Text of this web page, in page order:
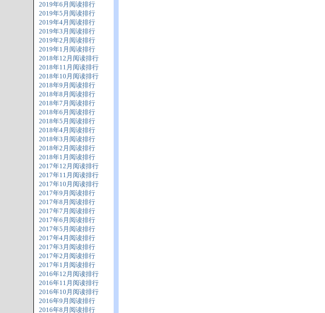
2019年6月阅读排行
2019年5月阅读排行
2019年4月阅读排行
2019年3月阅读排行
2019年2月阅读排行
2019年1月阅读排行
2018年12月阅读排行
2018年11月阅读排行
2018年10月阅读排行
2018年9月阅读排行
2018年8月阅读排行
2018年7月阅读排行
2018年6月阅读排行
2018年5月阅读排行
2018年4月阅读排行
2018年3月阅读排行
2018年2月阅读排行
2018年1月阅读排行
2017年12月阅读排行
2017年11月阅读排行
2017年10月阅读排行
2017年9月阅读排行
2017年8月阅读排行
2017年7月阅读排行
2017年6月阅读排行
2017年5月阅读排行
2017年4月阅读排行
2017年3月阅读排行
2017年2月阅读排行
2017年1月阅读排行
2016年12月阅读排行
2016年11月阅读排行
2016年10月阅读排行
2016年9月阅读排行
2016年8月阅读排行